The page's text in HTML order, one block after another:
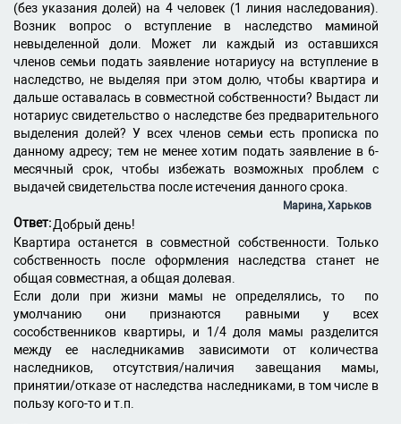
(без указания долей) на 4 человек (1 линия наследования).
Возник вопрос о вступление в наследство маминой
невыделенной доли. Может ли каждый из оставшихся
членов семьи подать заявление нотариусу на вступление в
наследство, не выделяя при этом долю, чтобы квартира и
дальше оставалась в совместной собственности? Выдаст ли
нотариус свидетельство о наследстве без предварительного
выделения долей? У всех членов семьи есть прописка по
данному адресу; тем не менее хотим подать заявление в 6-
месячный срок, чтобы избежать возможных проблем с
выдачей свидетельства после истечения данного срока.
Марина, Харьков
Ответ:Добрый день!
Квартира останется в совместной собственности. Только
собственность после оформления наследства станет не
общая совместная, а общая долевая.
Если доли при жизни мамы не определялись, то по
умолчанию они признаются равными у всех
сособственников квартиры, и 1/4 доля мамы разделится
между ее наследникамив зависимоти от количества
наследников, отсутствия/наличия завещания мамы,
принятии/отказе от наследства наследниками, в том числе в
пользу кого-то и т.п.